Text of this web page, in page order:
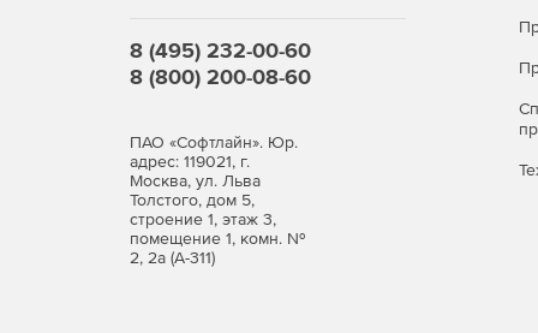
8 (495) 232-00-60
8 (800) 200-08-60
ПАО «Софтлайн». Юр.
адрес: 119021, г.
Москва, ул. Льва
Толстого, дом 5,
строение 1, этаж 3,
помещение 1, комн. №
2, 2а (А-311)